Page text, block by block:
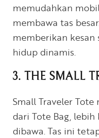
memudahkan
membawa tas
memberikan kesan
hidup dinamis.
3. THE SMALL
Small Traveler
dari Tote Bag,
dibawa. Tas ini